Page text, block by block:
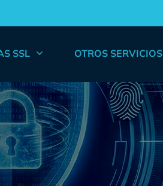
SSL OTROS SERVICIOS